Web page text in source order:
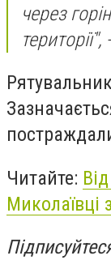
через
Читайте:
Миколаївці